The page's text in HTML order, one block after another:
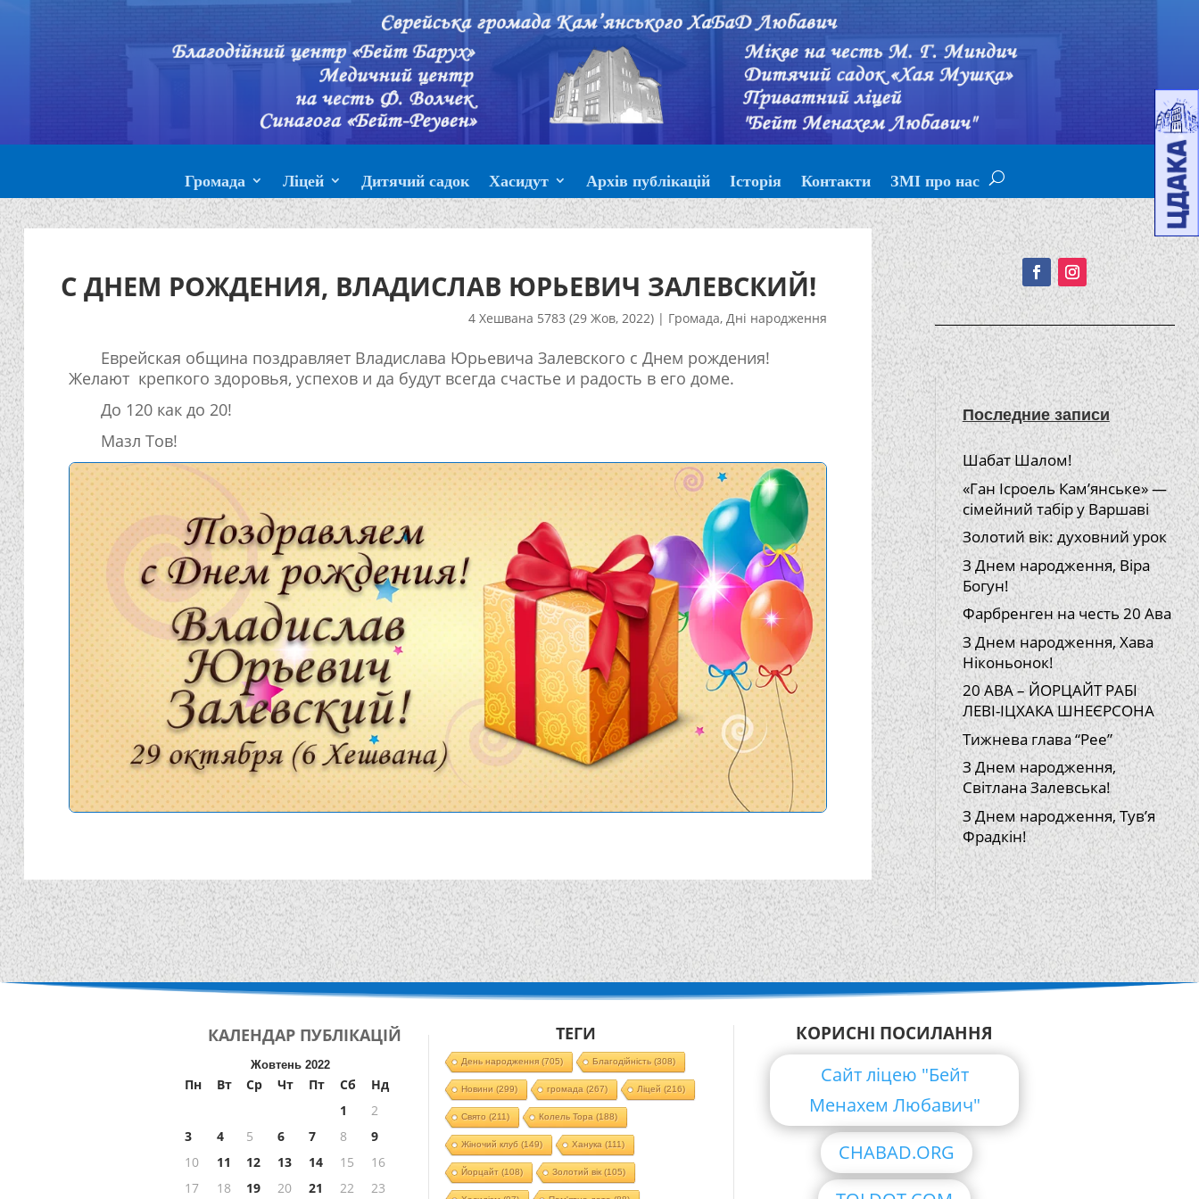
Громада Ліцей Дитячий садок Хасидут Архів публікацій Історія Контакти ЗМІ про нас
С ДНЕМ РОЖДЕНИЯ, ВЛАДИСЛАВ ЮРЬЕВИЧ ЗАЛЕВСКИЙ!
4 Хешвана 5783 (29 Жов, 2022)| Громада, Дні народження
Еврейская община поздравляет Владислава Юрьевича Залевского с Днем рождения!
Желают крепкого здоровья, успехов и да будут всегда счастье и радость в его доме.
До 120 как до 20!
Мазл Тов!
Подписывайтесь!
Последние записи
Шабат Шалом!
«Ган Ісроель Кам’янське» —
сімейний табір у Варшаві
Золотий вік: духовний урок
З Днем народження, Віра
Богун!
Фарбренген на честь 20 Ава
З Днем народження, Хава
Ніконьонок!
20 АВА – ЙОРЦАЙТ РАБІ
ЛЕВІ-ІЦХАКА ШНЕЄРСОНА
Тижнева глава “Рее”
З Днем народження,
Світлана Залевська!
З Днем народження, Тув’я
Фрадкін!
КАЛЕНДАР ПУБЛІКАЦІЙ
Жовтень 2022
Пн Вт Ср Чт Пт Сб
Нд
1
2
3
4 5 6 7 8
9
10
11 12 13 14 15
16
17
18 19 20 21 22 23
ТЕГИ
День народження(705) Благодійність (308)
Новини (299) громада (267) Ліцей (216)
Свято (211) Колель Тора (188)
Жіночий клуб (149) Ханука (111)
Йорцайт (108) Золотий вік(105)
КОРИСНІ ПОСИЛАННЯ
Сайт ліцею "Бейт
Менахем Любавич"
CHABAD.ORG